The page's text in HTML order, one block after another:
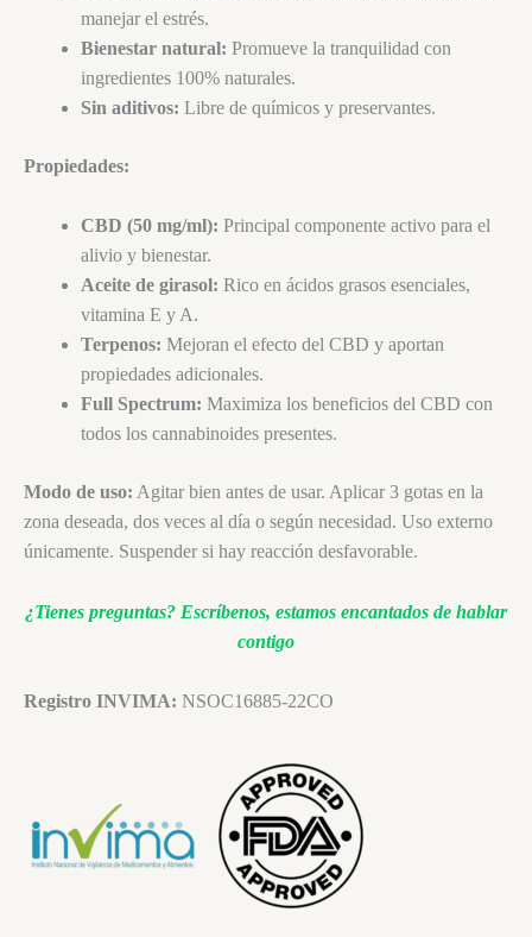
manejar el estrés.
Bienestar natural: Promueve la tranquilidad con
ingredientes 100% naturales.
Sin aditivos: Libre de químicos y preservantes.
Propiedades:
CBD (50 mg/ml): Principal componente activo para el
alivio y bienestar.
Aceite de girasol: Rico en ácidos grasos esenciales,
vitamina E y A.
Terpenos: Mejoran el efecto del CBD y aportan
propiedades adicionales.
Full Spectrum: Maximiza los beneficios del CBD con
todos los cannabinoides presentes.
Modo de uso: Agitar bien antes de usar. Aplicar 3 gotas en la
zona deseada, dos veces al día o según necesidad. Uso externo
únicamente. Suspender si hay reacción desfavorable.
¿Tienes preguntas? Escríbenos, estamos encantados de hablar
contigo
Registro INVIMA: NSOC16885-22CO